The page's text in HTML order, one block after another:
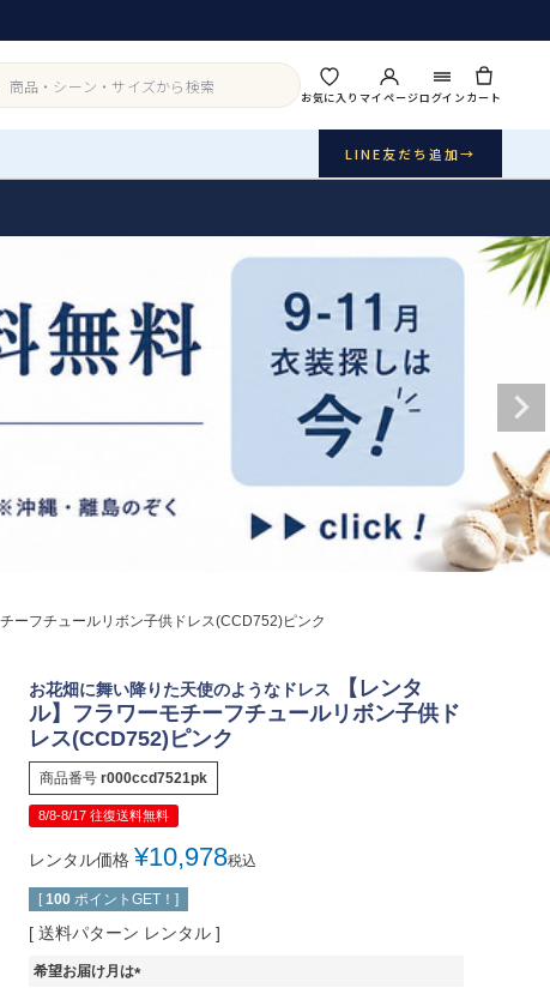
お気に入りマイページログインカート
LINE友だち追加→
音楽雑貨
Shichi-Go-San
3歳・5歳・7歳の晴れの日
07 販売・共通のご案内
品質・返品・お手入れ
08 送料・お支払い
09
電話・メール・LINE
ーフチュールリボン子供ドレス(CCD752)ピンク
お花畑に舞い降りた天使のようなドレス
【レンタ
ル】フラワーモチーフチュールリボン子供ド
レス(CCD752)ピンク
商品番号 r000ccd7521pk
8/8-8/17 往復送料無料
レンタル価格 ¥10,978税込
[ 100 ポイントGET！]
送料パターン レンタル
希望お届け月は